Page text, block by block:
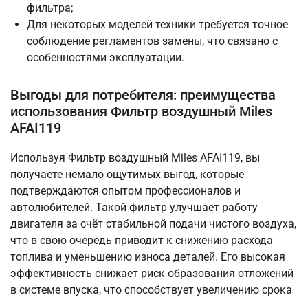
фильтра;
Для некоторых моделей техники требуется точное
соблюдение регламентов замены, что связано с
особенностями эксплуатации.
Выгоды для потребителя: преимущества
использования Фильтр воздушный Miles
AFAI119
Используя Фильтр воздушный Miles AFAI119, вы
получаете немало ощутимых выгод, которые
подтверждаются опытом профессионалов и
автолюбителей. Такой фильтр улучшает работу
двигателя за счёт стабильной подачи чистого воздуха,
что в свою очередь приводит к снижению расхода
топлива и уменьшению износа деталей. Его высокая
эффективность снижает риск образования отложений
в системе впуска, что способствует увеличению срока